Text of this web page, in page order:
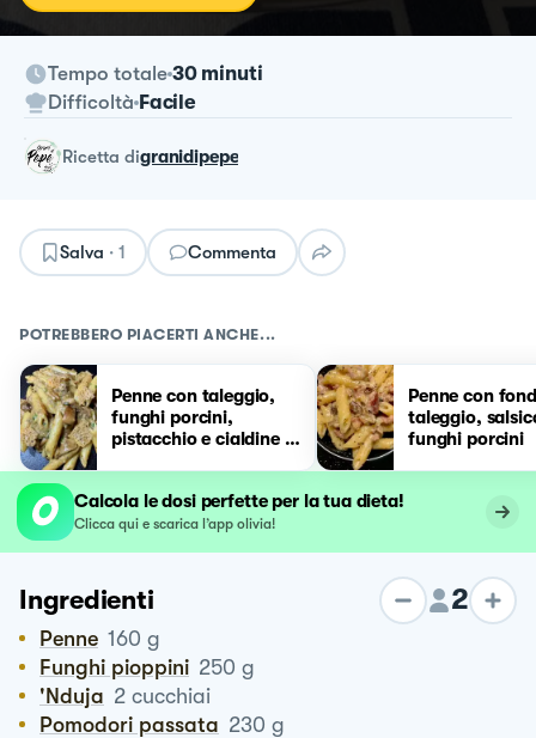
Tempo totale 30 minuti
Difficoltà Facile
ricetta digranidipepe
Salva · 1 Commenta
POTREBBERO PIACERTI ANCHE...
Penne con taleggio,
funghi porcini,
pistacchio e cialdine di
Penne con
taleggio,
funghi porcini
Calcola le dosi perfette per la tua dieta!
Clicca qui e scarica l’app olivia!
Ingredienti 2
Penne 160 g
Funghi pioppini 250 g
'nduja 2 cucchiai
Pomodori passata 230 g